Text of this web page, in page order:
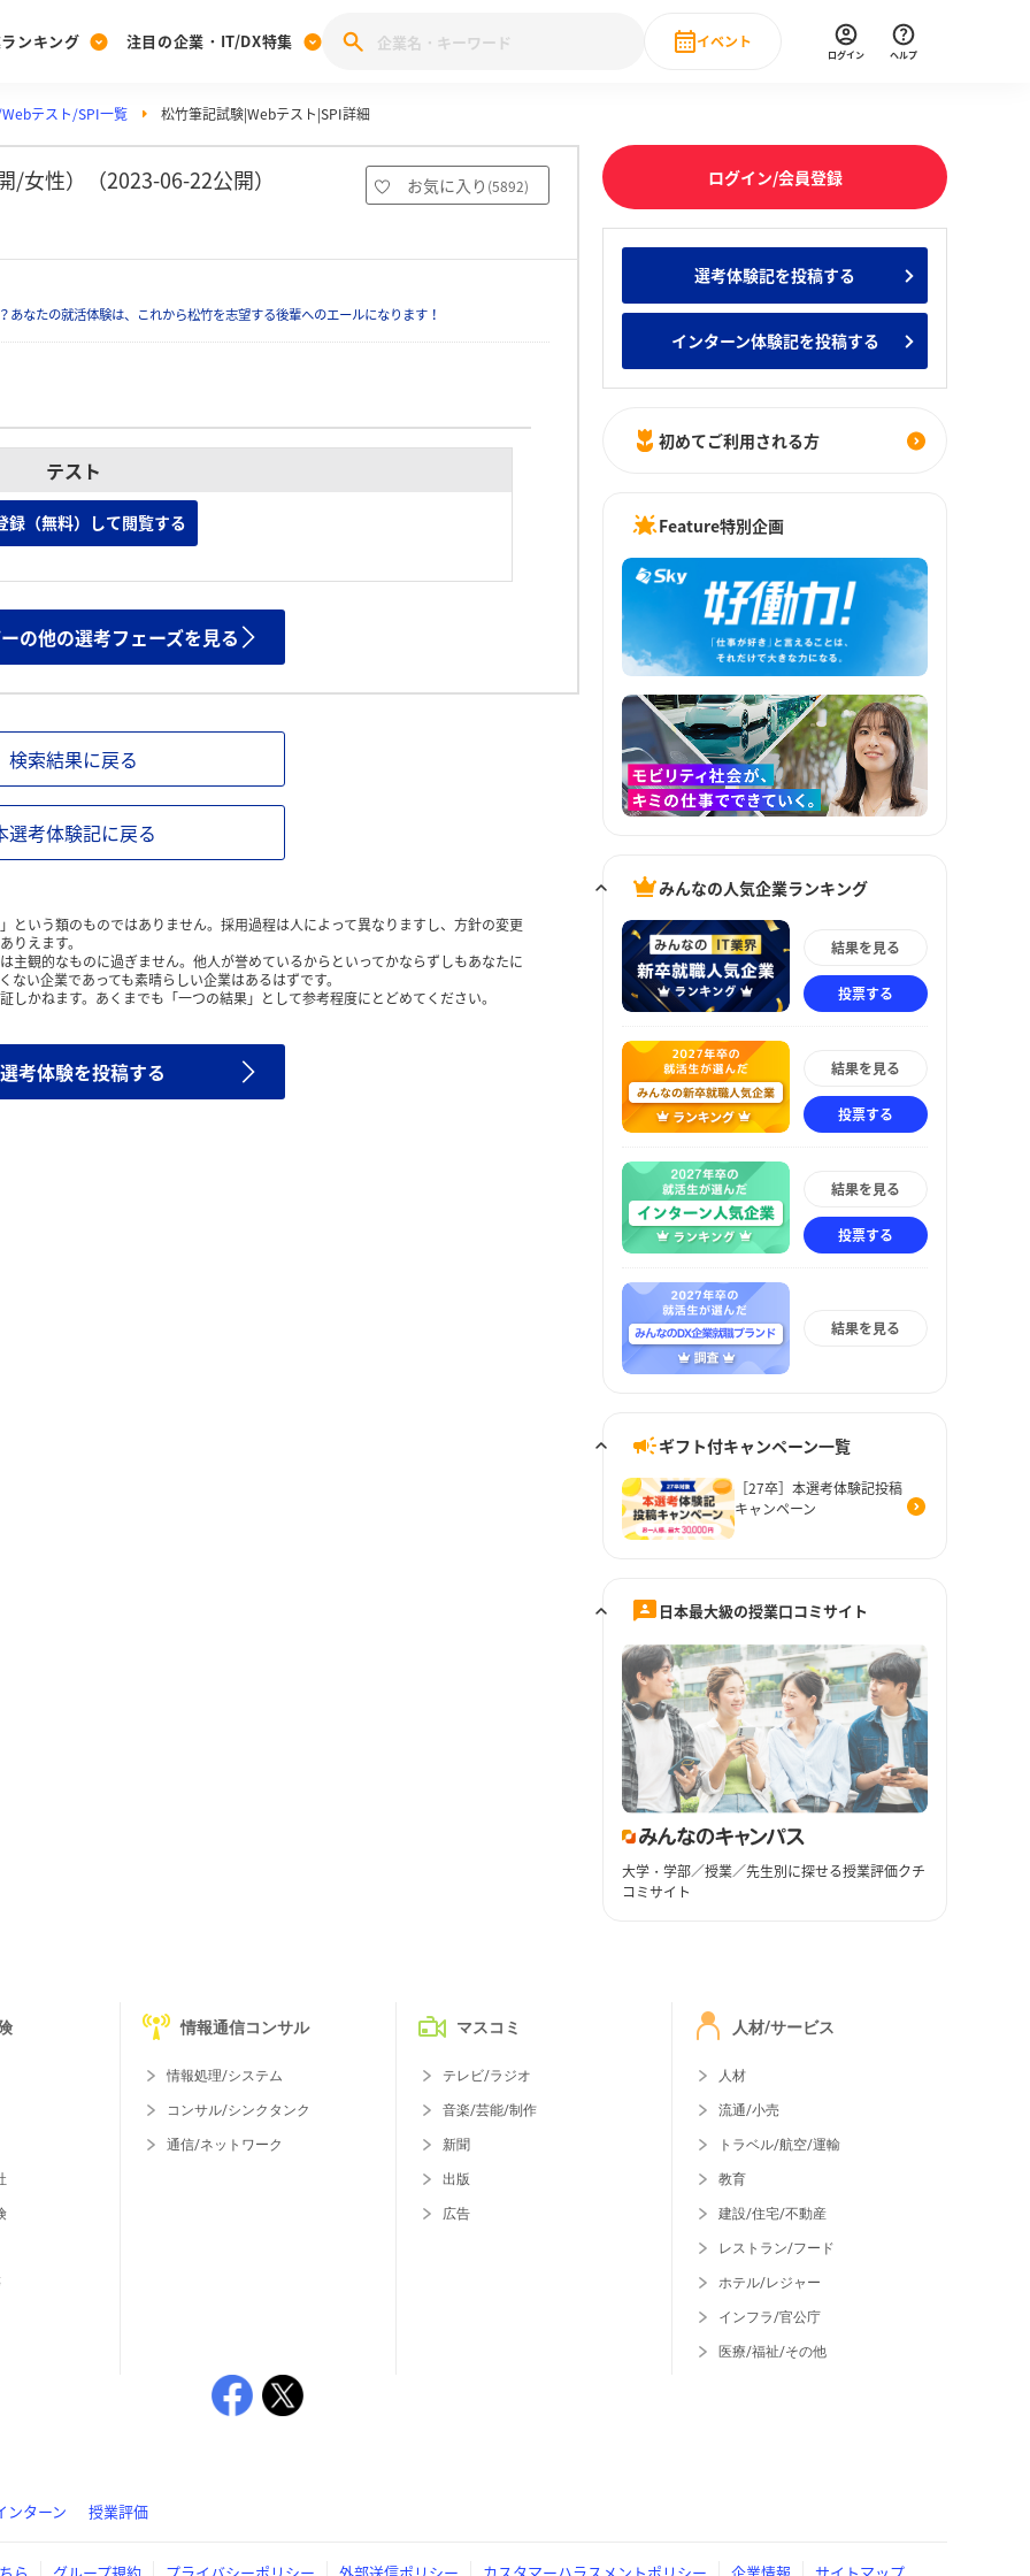
[27卒] 本選考体験記投稿キャンペーン
ンキング
みんなのDX企業就職ブランド調査
みんなの新卒就職人気企業ランキング みんなのインターン人気企業ランキ
注目の企業・IT/DX特集
28卒 IT・DX現場社員インタビュー
イベント
直近のイベント一覧
ログイン ヘルプ
テスト/SPI一覧 松竹筆記試験|Webテスト|SPI詳細
女性）（2023-06-22公開） お気に入り (5892)
なたの就活体験は、これから松竹を志望する後輩へのエールになります！
テスト
録（無料）して閲覧する
の他の選考フェーズを見る
検索結果に戻る
選考体験記に戻る
という類のものではありません。採用過程は人によって異なりますし、方針の変更
りえます。
主観的なものに過ぎません。他人が誉めているからといってかならずしもあなたに
い企業であっても素晴らしい企業はあるはずです。
かねます。あくまでも「一つの結果」として参考程度にとどめてください。
考体験を投稿する
ログイン/会員登録
選考体験記を投稿する
インターン体験記を投稿する
初めてご利用される方
Feature特別企画
みんなの人気企業ランキング
結果を見る
投票する
結果を見る
投票する
結果を見る
投票する
結果を見る
ギフト付キャンペーン一覧
［27卒］本選考体験記投稿
キャンペーン
日本最大級の授業口コミサイト
大学・学部／授業／先生別に探せる授業評価クチ
コミサイト
情報通信コンサル
情報処理/システム
コンサル/シンクタンク
通信/ネットワーク
マスコミ
テレビ/ラジオ
音楽/芸能/制作
新聞
出版
広告
人材/サービス
人材
流通/小売
トラベル/航空/運輸
教育
建設/住宅/不動産
レストラン/フード
ホテル/レジャー
インフラ/官公庁
医療/福祉/その他
ンターン 授業評価